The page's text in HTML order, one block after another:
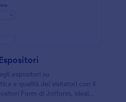
espositori su
e qualità dei visitatori con il
Form di Jotform, ideale